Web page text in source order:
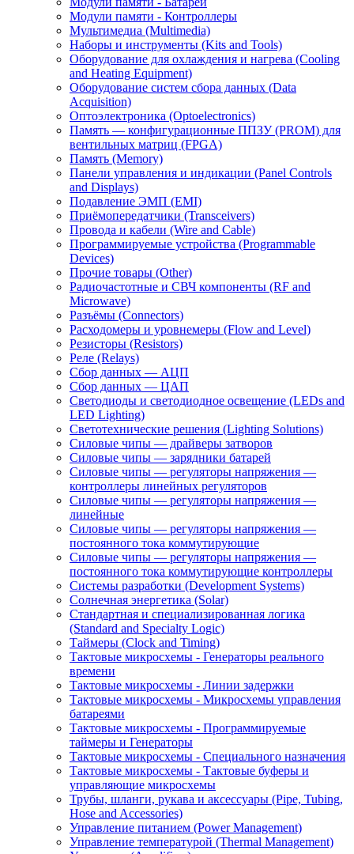
Модули памяти - Контроллеры
Мультимедиа (Multimedia)
Наборы и инструменты (Kits and Tools)
Оборудование для охлаждения и нагрева (Cooling
and Heating Equipment)
Оборудование систем сбора данных (Data
Acquisition)
Оптоэлектроника (Optoelectronics)
Память — конфигурационные ППЗУ (PROM) для
вентильных матриц (FPGA)
Память (Memory)
Панели управления и индикации (Panel Controls
and Displays)
Подавление ЭМП (EMI)
Приёмопередатчики (Transceivers)
Провода и кабели (Wire and Cable)
Программируемые устройства (Programmable
Devices)
Прочие товары (Other)
Радиочастотные и СВЧ компоненты (RF and
Microwave)
Разъёмы (Connectors)
Расходомеры и уровнемеры (Flow and Level)
Резисторы (Resistors)
Реле (Relays)
Сбор данных — АЦП
Сбор данных — ЦАП
Светодиоды и светодиодное освещение (LEDs and
LED Lighting)
Светотехнические решения (Lighting Solutions)
Силовые чипы — драйверы затворов
Силовые чипы — зарядники батарей
Силовые чипы — регуляторы напряжения —
контроллеры линейных регуляторов
Силовые чипы — регуляторы напряжения —
линейные
Силовые чипы — регуляторы напряжения —
постоянного тока коммутирующие
Силовые чипы — регуляторы напряжения —
постоянного тока коммутирующие контроллеры
Системы разработки (Development Systems)
Солнечная энергетика (Solar)
Стандартная и специализированная логика
(Standard and Specialty Logic)
Таймеры (Clock and Timing)
Тактовые микросхемы - Генераторы реального
времени
Тактовые микросхемы - Линии задержки
Тактовые микросхемы - Микросхемы управления
батареями
Тактовые микросхемы - Программируемые
таймеры и Генераторы
Тактовые микросхемы - Специального назначения
Тактовые микросхемы - Тактовые буферы и
управляющие микросхемы
Трубы, шланги, рукава и аксессуары (Pipe, Tubing,
Hose and Accessories)
Управление питанием (Power Management)
Управление температурой (Thermal Management)